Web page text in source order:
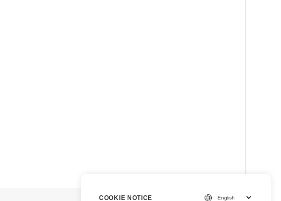
view raw
COOKIE NOTICE